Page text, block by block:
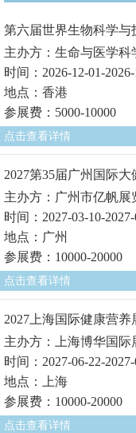
第六届世界生物科学与
主办方：生命与医学
时间：2026-12-01-
地点：香港
参展费：5000-10000
点击查看详情
2027第35届广州国际
主办方：广州市亿帆展
时间：2027-03-10-2027-
地点：广州
参展费：10000-20000
点击查看详情
2027上海国际健康营
主办方：上海博华国际
时间：2027-06-22-2027-
地点：上海
参展费：10000-20000
点击查看详情